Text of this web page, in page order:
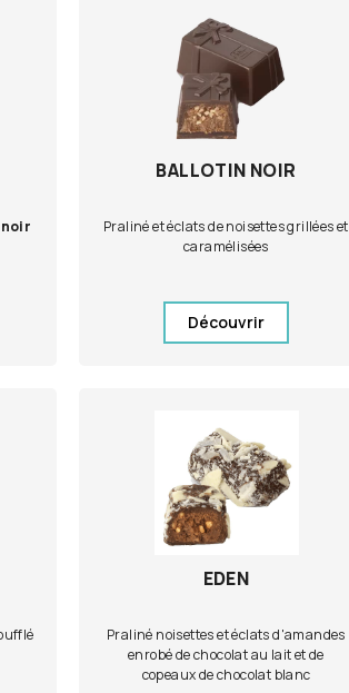
BALLOTIN NOIR
Praliné et éclats de noisettes grillées et
caramélisées
Découvrir
EDEN
Praliné noisettes et éclats d'amandes
enrobé de chocolat au lait et de
copeaux de chocolat blanc